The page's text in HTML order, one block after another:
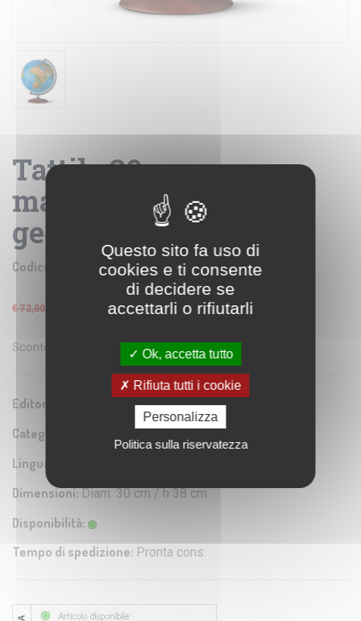
Tattile 30 -
mappamondo
geografico
Codice prodotto:NOV 036TA8
€ 72,00 € 61,20 IVA: 4% Inclusa
Sconto del
Editore/Produttore: Nova Rico
Categoria: Cartografia tradizionale in rilievo
Lingua:
Dimensioni:Diam. 30 cm / h 38 cm
Disponibilità:
Tempo di spedizione: Pronta cons.
Questo sito fa uso di
cookies e ti consente
di decidere se
accettarli o rifiutarli
Ok, accetta tutto
Rifiuta tutti i cookie
Personalizza
Politica sulla riservatezza